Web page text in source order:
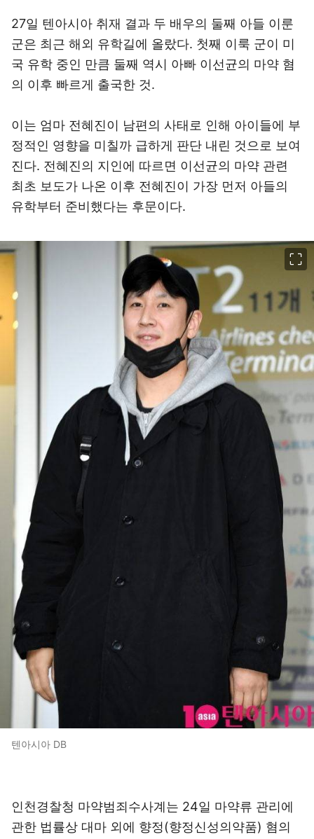
27일 텐아시아 취재 결과 두 배우의 둘째 아들 이룬
군은 최근 해외 유학길에 올랐다. 첫째 이룩 군이 미
국 유학 중인 만큼 둘째 역시 아빠 이선균의 마약 혐
의 이후 빠르게 출국한 것.
이는 엄마 전혜진이 남편의 사태로 인해 아이들에 부
정적인 영향을 미칠까 급하게 판단 내린 것으로 보여
진다. 전혜진의 지인에 따르면 이선균의 마약 관련
최초 보도가 나온 이후 전혜진이 가장 먼저 아들의
유학부터 준비했다는 후문이다.
텐아시아 DB
인천경찰청 마약범죄수사계는 24일 마약류 관리에
관한 법률상 대마 외에 향정(향정신성의약품) 혐의